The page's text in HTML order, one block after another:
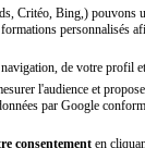
Critéo, Bing,) pouvons
personnalisés
de votre profil et
l'audience et
par Google
consentementen